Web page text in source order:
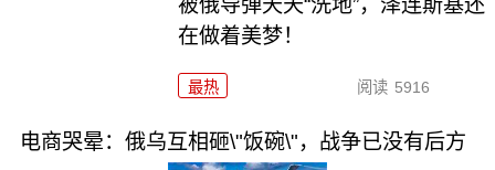
被俄导弹天天“洗地”，泽连斯基还
在做着美梦！
最热 阅读 5916
电商哭晕：俄乌互相砸\"饭碗\"，战争已没有后方